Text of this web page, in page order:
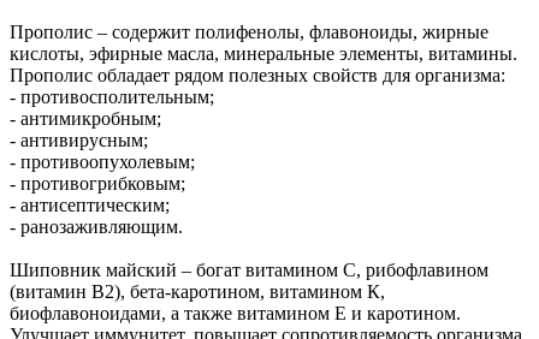
Прополис – содержит полифенолы, флавоноиды, жирные
кислоты, эфирные масла, минеральные элементы, витамины.
Прополис обладает рядом полезных свойств для организма:
- противосполительным;
- антимикробным;
- антивирусным;
- противоопухолевым;
- противогрибковым;
- антисептическим;
- ранозаживляющим.
Шиповник майский – богат витамином С, рибофлавином
(витамин В2), бета-каротином, витамином К,
биофлавоноидами, а также витамином Е и каротином.
Улучшает иммунитет, повышает сопротивляемость организма